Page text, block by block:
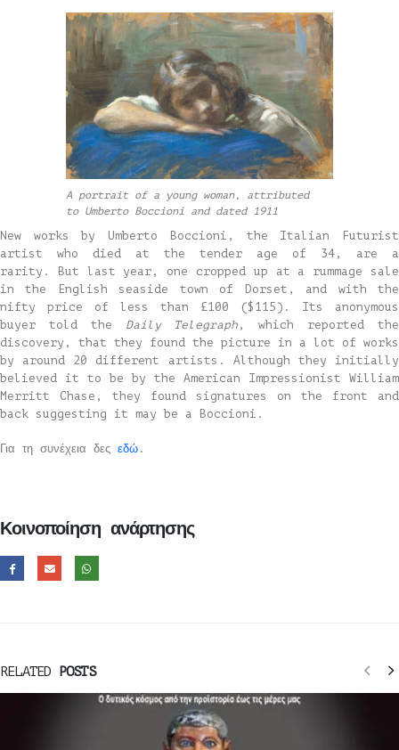
A portrait of a young woman, attributed
to Umberto Boccioni and dated 1911
New works by Umberto Boccioni, the Italian Futurist
artist who died at the tender age of 34, are a
rarity. But last year, one cropped up at a rummage sale
in the English seaside town of Dorset, and with the
nifty price of less than £100 ($115). Its anonymous
buyer told the Daily Telegraph , which reported the
discovery, that they found the picture in a lot of works
by around 20 different artists. Although they initially
believed it to be by the American Impressionist William
Merritt Chase, they found signatures on the front and
back suggesting it may be a Boccioni.
Για τη συνέχεια δες εδώ .
Κοινοποίηση ανάρτησης
RELATED POSTS